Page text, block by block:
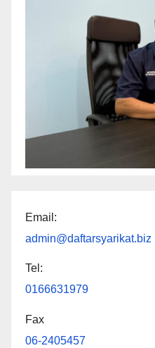
Email:
admin@daftarsyarikat.biz
Tel:
0166631979
Fax
06-2405457